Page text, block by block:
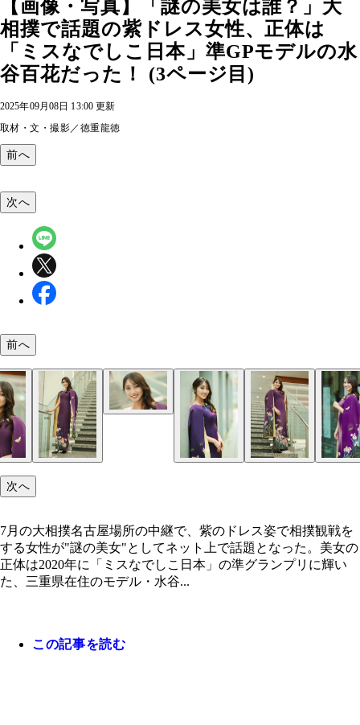
【画像・写真】「謎の美女は誰？」大
相撲で話題の紫ドレス女性、正体は
「ミスなでしこ日本」準GPモデルの水
谷百花だった！ (3ページ目)
2025年09月08日 13:00 更新
取材・文・撮影／徳重龍徳
前へ
次へ
前へ
次へ
7月の大相撲名古屋場所の中継で、紫のドレス姿で相撲観戦を
する女性が"謎の美女"としてネット上で話題となった。美女の
正体は2020年に「ミスなでしこ日本」の準グランプリに輝い
た、三重県在住のモデル・水谷...
この記事を読む